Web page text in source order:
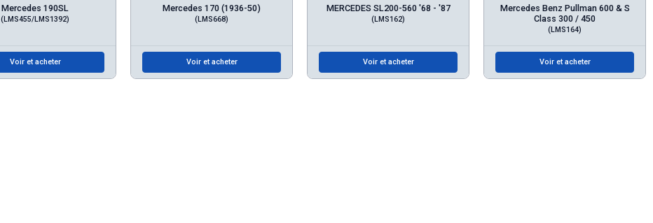
Mercedes 190SL
(LMS455/LMS1392)
Voir et acheter
Mercedes 170 (1936-50)
(LMS668)
Voir et acheter
MERCEDES SL200-560 '68 - '87
(LMS162)
Voir et acheter
Mercedes Benz Pullman 600 & S
Class 300 / 450
(LMS164)
Voir et acheter